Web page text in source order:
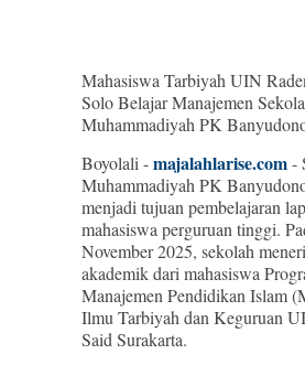
Mahasiswa Tarbiyah UIN
Solo Belajar Manajemen
Muhammadiyah PK
Boyolali -majalahlarise.com-
Muhammadiyah PK
menjadi tujuan pembelajaran
mahasiswa perguruan tinggi.
November 2025, sekolah
akademik dari mahasiswa
Manajemen Pendidikan Islam
Ilmu Tarbiyah dan Keguruan
Said Surakarta.